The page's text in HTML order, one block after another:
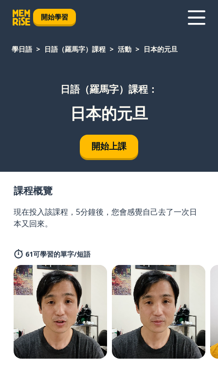
開始學習
學日語 日語（羅馬字）課程 活動 日本的元旦
日語（羅馬字）課程：
日本的元旦
開始上課
課程概覽
現在投入該課程，5分鐘後，您會感覺自己去了一次日
本又回來。
61可學習的單字/短語